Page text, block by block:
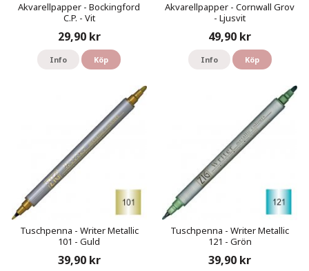
Akvarellpapper - Bockingford
C.P. - Vit
29,90 kr
Info Köp
Akvarellpapper - Cornwall Grov
- Ljusvit
49,90 kr
Info Köp
Tuschpenna - Writer Metallic
101 - Guld
39,90 kr
Tuschpenna - Writer Metallic
121 - Grön
39,90 kr